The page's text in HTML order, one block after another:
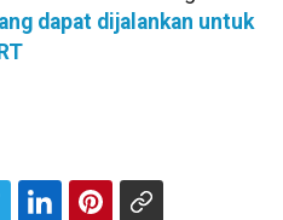
dapat dijalankan untuk